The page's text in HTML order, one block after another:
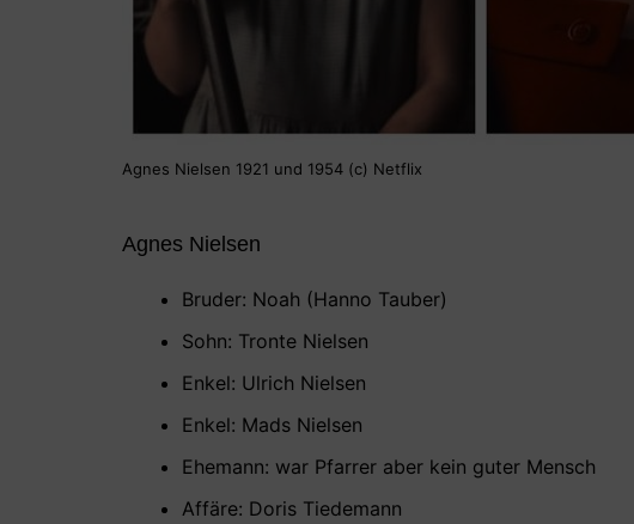
Agnes Nielsen 1921 und 1954 (c) Netflix
Agnes Nielsen
Bruder: Noah (Hanno Tauber)
Sohn: Tronte Nielsen
Enkel: Ulrich Nielsen
Enkel: Mads Nielsen
Ehemann: war Pfarrer aber kein guter Mensch
Affäre: Doris Tiedemann